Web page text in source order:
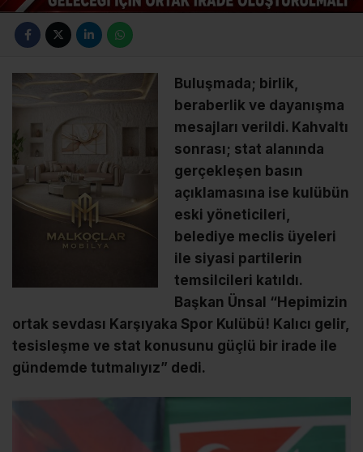
Buluşmada; birlik,
beraberlik ve dayanışma
mesajları verildi. Kahvaltı
sonrası; stat alanında
gerçekleşen basın
açıklamasına ise kulübün
eski yöneticileri,
belediye meclis üyeleri
ile siyasi partilerin
temsilcileri katıldı.
Başkan Ünsal “Hepimizin
ortak sevdası Karşıyaka Spor Kulübü! Kalıcı gelir,
tesisleşme ve stat konusunu güçlü bir irade ile
gündemde tutmalıyız” dedi.